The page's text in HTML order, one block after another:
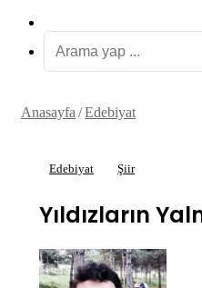
Makale
Anasayfa /Edebiyat
Edebiyat Şiir
Yıldızların